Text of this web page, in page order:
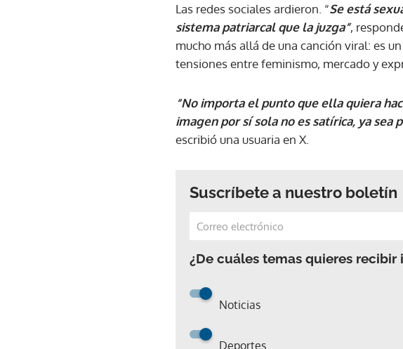
Las redes sociales ardieron. “Se está
sistema patriarcal que la juzga”,
mucho más allá de una canción viral: es
tensiones entre feminismo, mercado y
“No importa el punto que ella quiera
imagen por sí sola no es satírica, ya
escribió una usuaria en X.
Suscríbete a nuestro boletín
¿De cuáles temas quieres recibir
Noticias
Deportes